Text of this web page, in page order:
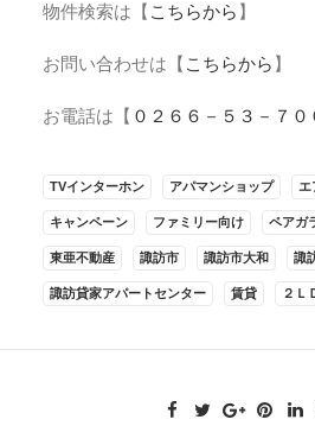
物件検索は【 こちらから 】
お問い合わせは【 こちらから 】
お電話は【 ０２６６－５３－７０
TVインターホン アパマンショップ エ
キャンペーン ファミリー向け ペアガ
東亜不動産 諏訪市 諏訪市大和 諏
諏訪貸家アパートセンター 賃貸 ２Ｌ